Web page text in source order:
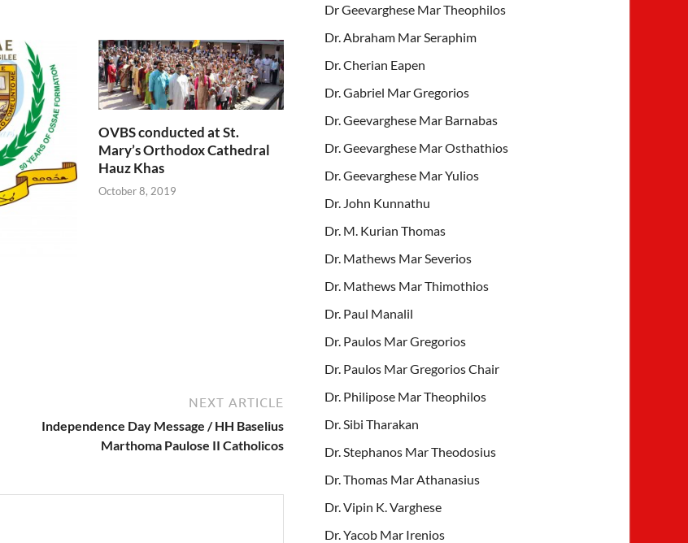
OVBS conducted at St.
Mary’s Orthodox Cathedral
Hauz Khas
October 8, 2019
NEXT ARTICLE
Independence Day Message / HH Baselius
Marthoma Paulose II Catholicos
Dr Geevarghese Mar Theophilos
Dr. Abraham Mar Seraphim
Dr. Cherian Eapen
Dr. Gabriel Mar Gregorios
Dr. Geevarghese Mar Barnabas
Dr. Geevarghese Mar Osthathios
Dr. Geevarghese Mar Yulios
Dr. John Kunnathu
Dr. M. Kurian Thomas
Dr. Mathews Mar Severios
Dr. Mathews Mar Thimothios
Dr. Paul Manalil
Dr. Paulos Mar Gregorios
Dr. Paulos Mar Gregorios Chair
Dr. Philipose Mar Theophilos
Dr. Sibi Tharakan
Dr. Stephanos Mar Theodosius
Dr. Thomas Mar Athanasius
Dr. Vipin K. Varghese
Dr. Yacob Mar Irenios